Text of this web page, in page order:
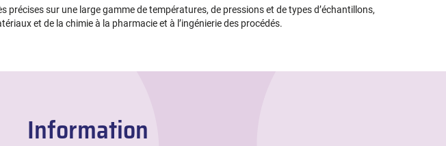
précises sur une large gamme de températures, de pressions et de types d’échantillons,
et de la chimie à la pharmacie et à l’ingénierie des procédés.
Information